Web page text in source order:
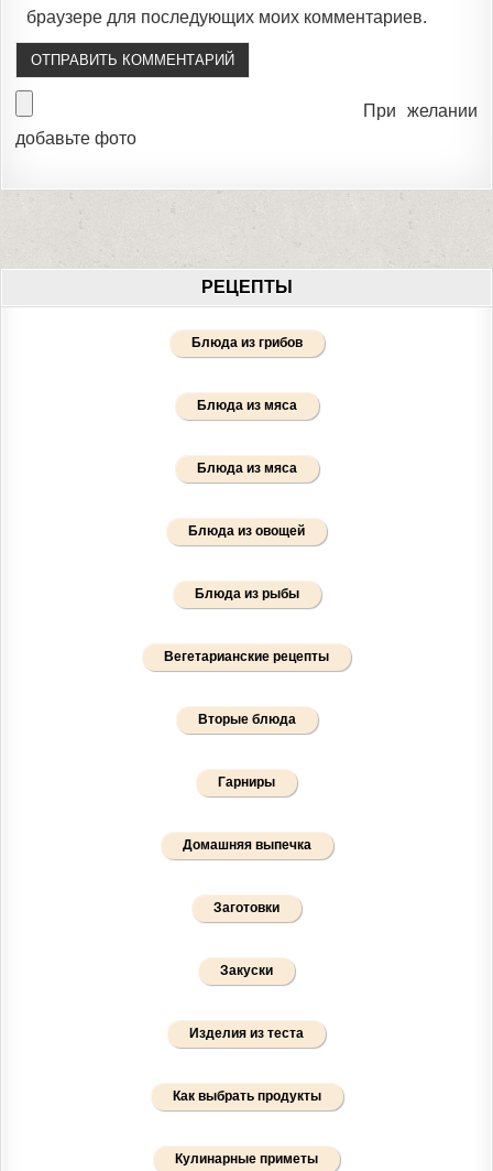
браузере для последующих моих комментариев.
При желании
добавьте фото
РЕЦЕПТЫ
Блюда из грибов
Блюда из мяса
Блюда из мяса
Блюда из овощей
Блюда из рыбы
Вегетарианские рецепты
Вторые блюда
Гарниры
Домашняя выпечка
Заготовки
Закуски
Изделия из теста
Как выбрать продукты
Кулинарные приметы